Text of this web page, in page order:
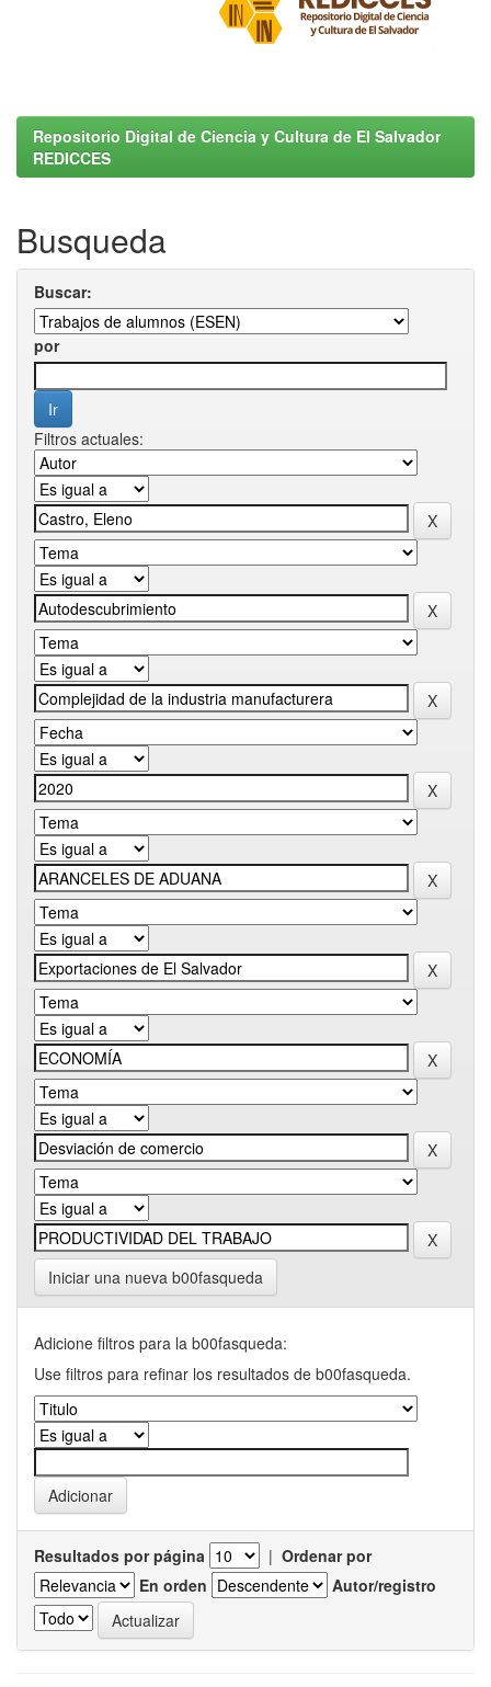
Repositorio Digital de Ciencia y Cultura de El Salvador
REDICCES
Busqueda
Buscar:
por
Filtros actuales:
Iniciar una nueva b00fasqueda
Adicione filtros para la b00fasqueda:
Use filtros para refinar los resultados de b00fasqueda.
Resultados por página | Ordenar por
En orden
Autor/registro